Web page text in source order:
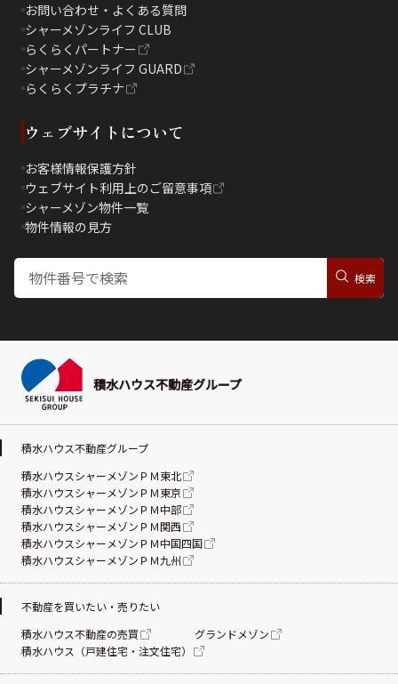
お問い合わせ・よくある質問
シャーメゾンライフ CLUB
らくらくパートナー
シャーメゾンライフ GUARD
らくらくプラチナ
ウェブサイトについて
お客様情報保護方針
ウェブサイト利用上のご留意事項
シャーメゾン物件一覧
物件情報の見方
積水ハウス不動産グループ
積水ハウス不動産グループ
積水ハウスシャーメゾンＰＭ東北
積水ハウスシャーメゾンＰＭ東京
積水ハウスシャーメゾンＰＭ中部
積水ハウスシャーメゾンＰＭ関西
積水ハウスシャーメゾンＰＭ中国四国
積水ハウスシャーメゾンＰＭ九州
不動産を買いたい・売りたい
積水ハウス不動産の売買
グランドメゾン
積水ハウス（戸建住宅・注文住宅）